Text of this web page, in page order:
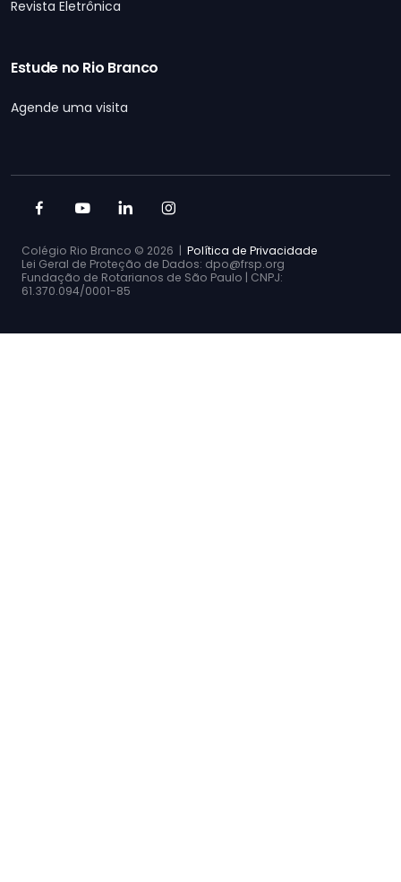
Revista Eletrônica
Estude no Rio Branco
Agende uma visita
Colégio Rio Branco © 2026 | Política de Privacidade
Lei Geral de Proteção de Dados: dpo@frsp.org
Fundação de Rotarianos de São Paulo | CNPJ:
61.370.094/0001-85